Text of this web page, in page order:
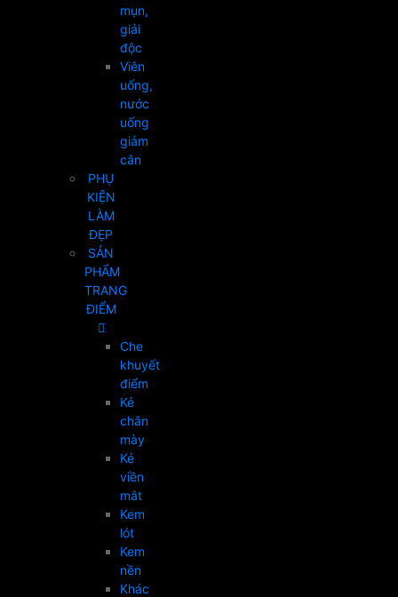
mụn,
giải
độc
Viên
uống,
nước
uống
giảm
cân
PHỤ
KIỆN
LÀM
ĐẸP
SẢN
PHẨM
TRANG
ĐIỂM
Che
khuyết
điểm
Kẻ
chân
mày
Kẻ
viền
mắt
Kem
lót
Kem
nền
Khác